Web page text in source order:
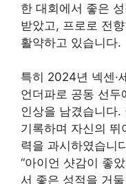
한 대회에서 좋은
받았고, 프로로 전
활약하고 있습니다.
특히 2024년 넥센·
언더파로 공동 선
인상을 남겼습니다
기록하며 자신의 뛰
력을 과시하였습니
“아이언 샷감이 좋
서 좋은 성적을 거